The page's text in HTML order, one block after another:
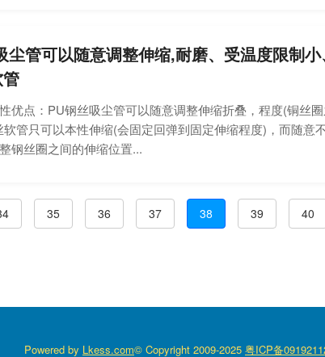
尘管可以随意调整伸缩,耐磨、受温度限制
点：PU钢丝吸尘管可以随意调整伸缩折叠，程度(铜丝圈
管只可以本性伸缩(会固定回弹到固定伸缩程度)，而随意
钢丝圈之间的伸缩位置...
35 36 37 38 39 40
Powered by Lkess.com© Copyright 2009-2025 粤ICP备